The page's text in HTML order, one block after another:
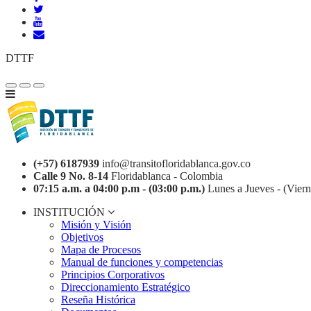
DTTF
(+57) 6187939 info@transitofloridablanca.gov.co
Calle 9 No. 8-14 Floridablanca - Colombia
07:15 a.m. a 04:00 p.m - (03:00 p.m.) Lunes a Jueves -
INSTITUCIÓN
Misión y Visión
Objetivos
Mapa de Procesos
Manual de funciones y competencias
Principios Corporativos
Direccionamiento Estratégico
Reseña Histórica